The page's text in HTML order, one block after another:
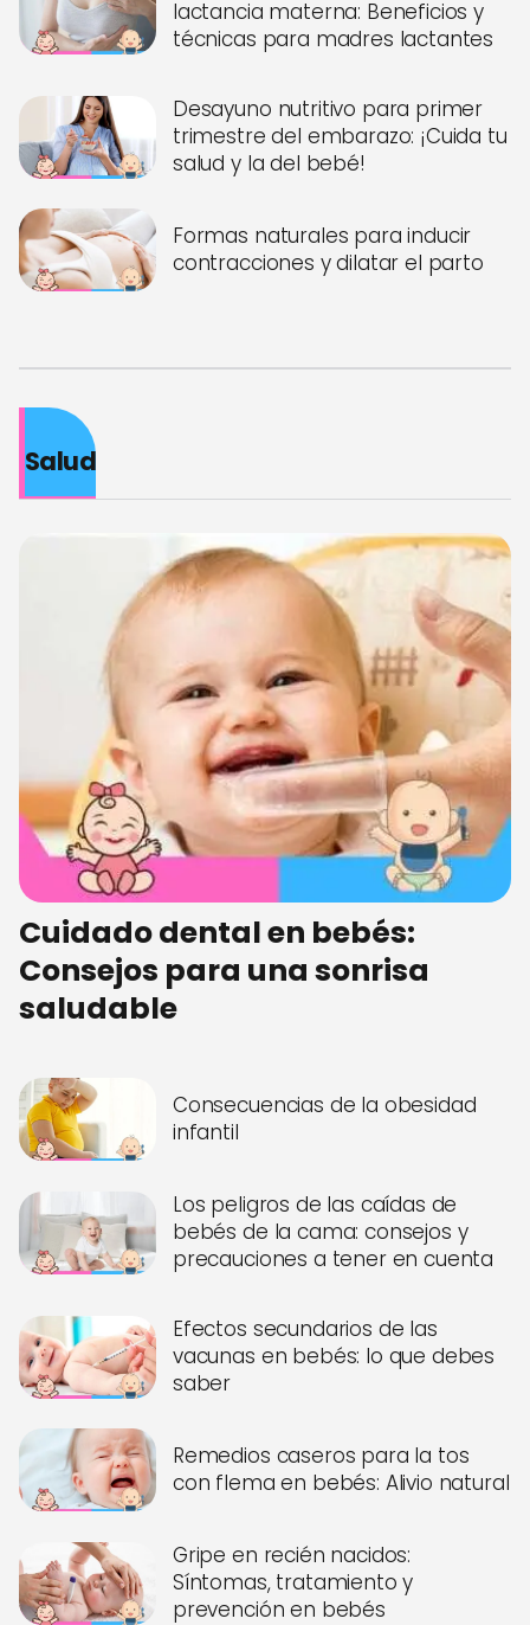
lactancia materna: Beneficios y
técnicas para madres lactantes
Desayuno nutritivo para primer
trimestre del embarazo: ¡Cuida tu
salud y la del bebé!
Formas naturales para inducir
contracciones y dilatar el parto
Salud
Cuidado dental en bebés:
Consejos para una sonrisa
saludable
Consecuencias de la obesidad
infantil
Los peligros de las caídas de
bebés de la cama: consejos y
precauciones a tener en cuenta
Efectos secundarios de las
vacunas en bebés: lo que debes
saber
Remedios caseros para la tos
con flema en bebés: Alivio natural
Gripe en recién nacidos:
Síntomas, tratamiento y
prevención en bebés